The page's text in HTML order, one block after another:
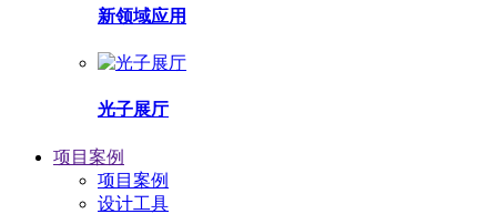
新领域应用
光子展厅
项目案例
项目案例
设计工具